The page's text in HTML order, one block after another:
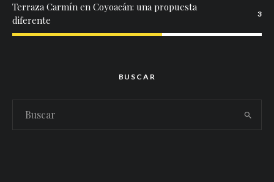
Terraza Carmín en Coyoacán: una propuesta
diferente
3
BUSCAR